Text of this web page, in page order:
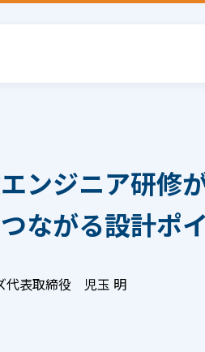
ンジニア研修
ながる設計ポ
代表取締役 児玉 明